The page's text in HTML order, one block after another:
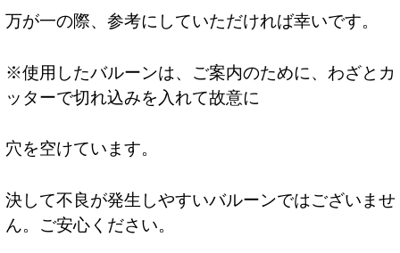
万が一の際、参考にしていただければ幸いです。
※使用したバルーンは、ご案内のために、わざとカ
ッターで切れ込みを入れて故意に
穴を空けています。
決して不良が発生しやすいバルーンではございませ
ん。ご安心ください。